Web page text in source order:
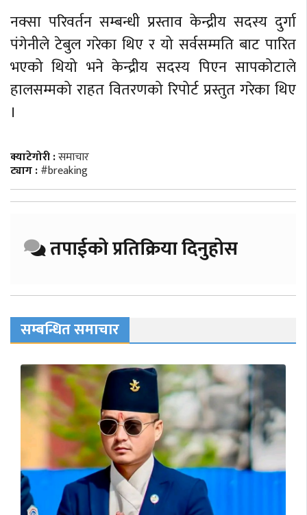
नक्सा परिवर्तन सम्बन्धी प्रस्ताव केन्द्रीय सदस्य दुर्गा
पंगेनीले टेबुल गरेका थिए र यो सर्वसम्मति बाट पारित
भएको थियो भने केन्द्रीय सदस्य पिएन सापकोटाले
हालसम्मको राहत वितरणको रिपोर्ट प्रस्तुत गरेका थिए
।
क्याटेगोरी :समाचार
ट्याग :#breaking
तपाईको प्रतिक्रिया दिनुहोस
सम्बन्धित समाचार